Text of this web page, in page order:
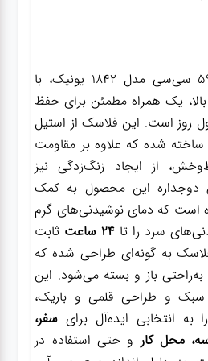
فلاسک قلمی رنگی ۵۹۰ سی‌سی مدل ۱۸۴۲ یونیک، با
یک همراه مطمئن برای حفظ
روز است. این فلاسک از استیل
ساخته شده که علاوه بر مقاومت
از ایجاد زنگ‌زدگی نیز
دوجداره این محصول به کمک
است که دمای نوشیدنی‌های گرم
سرد را تا ۲۴ ساعت
ثابت
به گونه‌ای طراحی شده که
باز و بسته می‌شود. این
سبک و طراحی قلمی و باریک،
سفر،
محل کار و حتی استفاده در